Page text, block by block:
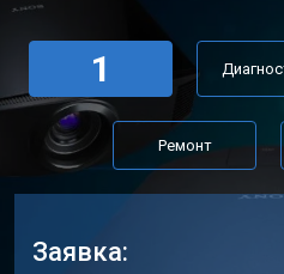
1
Ремонт
Заявка: